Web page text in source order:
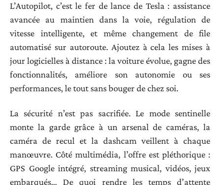
L’Autopilot, c’est le fer de lance de Tesla : assistance
avancée au maintien dans la voie, régulation de
vitesse intelligente, et même changement de file
automatisé sur autoroute. Ajoutez à cela les mises à
jour logicielles à distance : la voiture évolue, gagne des
fonctionnalités, améliore son autonomie ou ses
performances, le tout sans bouger de chez soi.
La sécurité n’est pas sacrifiée. Le mode sentinelle
monte la garde grâce à un arsenal de caméras, la
caméra de recul et la dashcam veillent à chaque
manœuvre. Côté multimédia, l’offre est pléthorique :
GPS Google intégré, streaming musical, vidéos, jeux
embarqués… De quoi rendre les temps d’attente